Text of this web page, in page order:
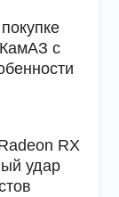
с
RX
удар